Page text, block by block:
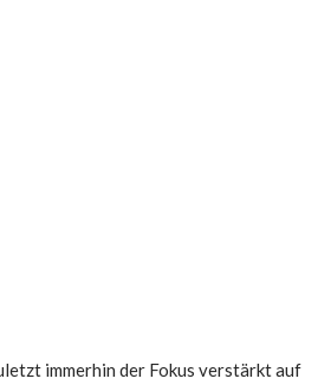
immerhin der Fokus verstärkt auf